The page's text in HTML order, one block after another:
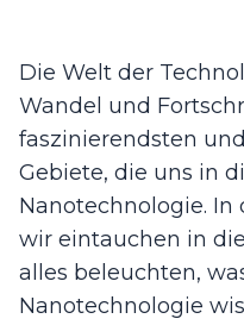
Die Welt der
Wandel und
faszinierendsten
Gebiete, die uns in
Nanotechnologie.
wir eintauchen in
alles beleuchten,
Nanotechnologie